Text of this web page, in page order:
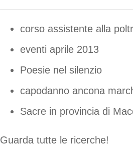
corso assistente alla
eventi aprile 2013
Poesie nel silenzio
capodanno ancona
Sacre in provincia di
Guarda tutte le ricerche!